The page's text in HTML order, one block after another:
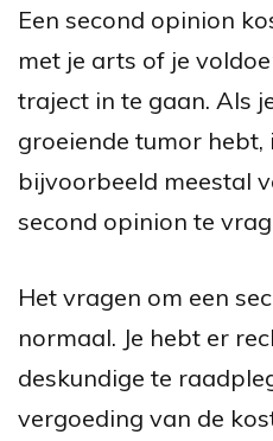
Een second opinion
met je arts of je
traject in te gaan. Als
groeiende tumor hebt,
bijvoorbeeld meestal
second opinion te
Het vragen om een
normaal. Je hebt er
deskundige te
vergoeding van de